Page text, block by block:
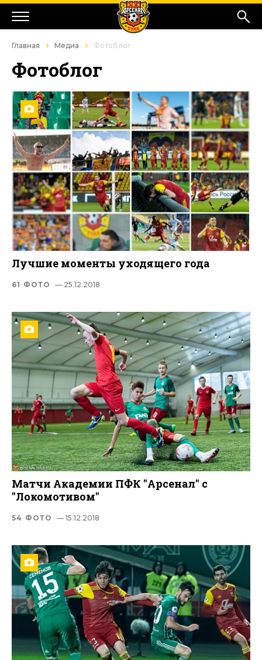
Главная Медиа Фотоблог
Фотоблог
Лучшие моменты уходящего года
61 ФОТО — 25.12.2018
Матчи Академии ПФК "Арсенал" с
"Локомотивом"
54 ФОТО — 15.12.2018